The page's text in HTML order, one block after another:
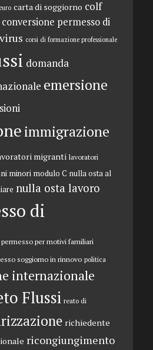
carta di soggiorno colf
conversione permesso di
corsi di formazione professionale
domanda
emersione
immigrazione
migranti lavoratori
minori modulo C nulla osta al
nulla osta lavoro
di
permesso per motivi familiari
soggiorno in rinnovo politica
internazionale
Flussi reato di
richiedente
ricongiungimento